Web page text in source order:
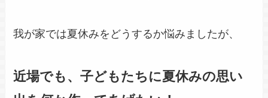
我が家では夏休みをどうするか悩みましたが、
近場でも、子どもたちに夏休みの思い